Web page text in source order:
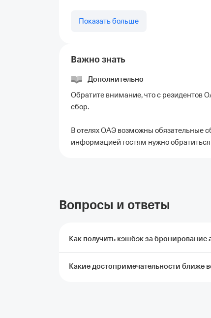
Показать больше
Важно знать
Дополнительно
Обратите внимание, что с резидентов
сбор.
В отелях ОАЭ возможны обязательные
информацией гостям нужно обратиться
Вопросы и ответы
Как получить кэшбэк за
Чтобы получить кэшбэк, нужно
Какие достопримечательности ближе